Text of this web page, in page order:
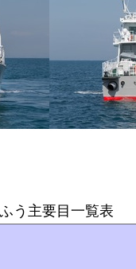
う主要目一覧表